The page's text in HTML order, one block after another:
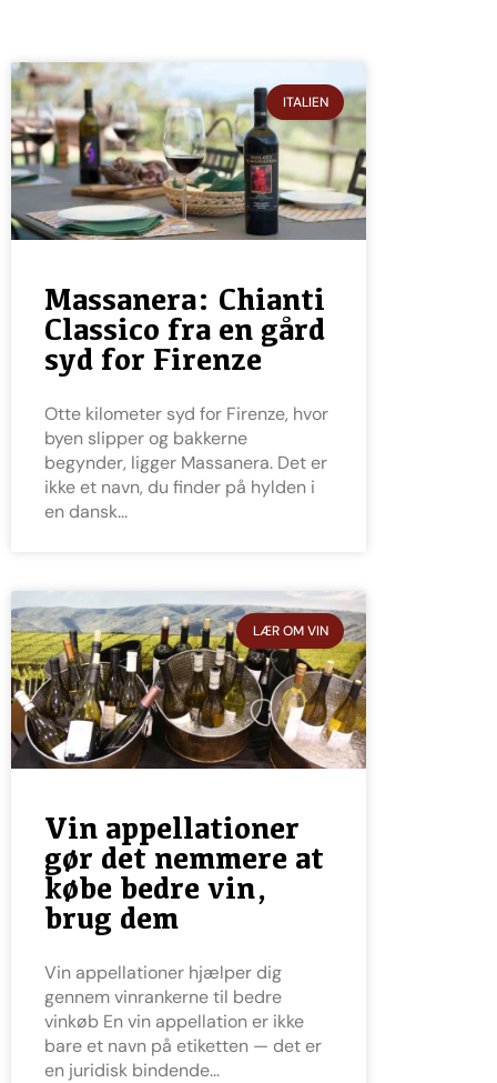
ITALIEN
Massanera: Chianti
Classico fra en gård
syd for Firenze
Otte kilometer syd for Firenze, hvor
byen slipper og bakkerne
begynder, ligger Massanera. Det er
ikke et navn, du finder på hylden i
en dansk
LÆR OM VIN
Vin appellationer
gør det nemmere at
købe bedre vin,
brug dem
Vin appellationer hjælper dig
gennem vinrankerne til bedre
vinkøb En vin appellation er ikke
bare et navn på etiketten — det er
en juridisk bindende